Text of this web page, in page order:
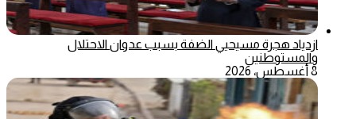
ازدياد هجرة مسيحيي الضفة بسبب عدوان الاحتلال
والمستوطنين
8 أغسطس، 2026